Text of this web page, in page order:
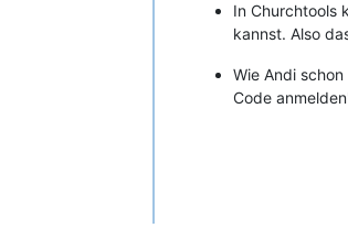
In Churchtools
kannst. Also
Wie Andi
Code